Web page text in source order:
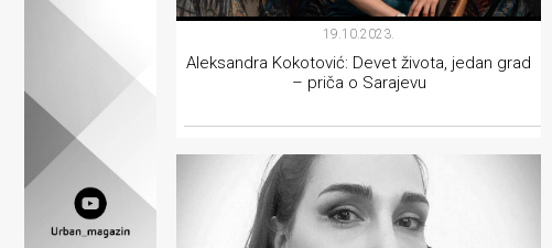
Lifestyle
Beauty
Zdravlje
stolom
19.10.2023.
Aleksandra Kokotović: Devet života, jedan grad
– priča o Sarajevu